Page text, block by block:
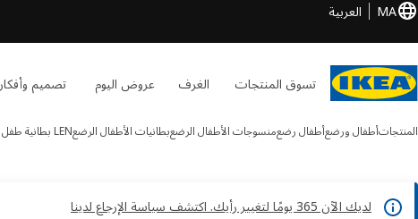
MA العربية
تسوق المنتجات الغرف عروض اليوم تصميم وأفكار
المنتجاتأطفال ورضعأطفال رضعمنسوجات الأطفال الرضعبطانيات الأطفال الرضعLEN بطانية طفل
لديك الآن 365 يومًا لتغيير رأيك. اكتشف سياسة الإرجاع لدينا